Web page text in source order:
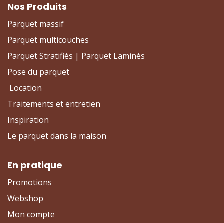
Nos Produits
Parquet massif
Parquet multicouches
Parquet Stratifiés | Parquet Laminés
Pose du parquet
Location
Traitements et entretien
Inspiration
Le parquet dans la maison
En pratique
Promotions
Webshop
Mon compte